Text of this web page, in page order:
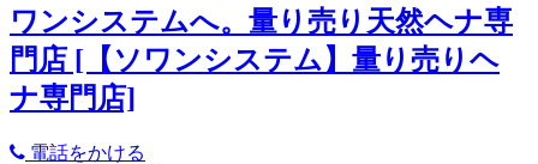
ワンシステムへ。量り売り天然ヘナ専
門店 [【ソワンシステム】量り売りヘ
ナ専門店]
電話をかける